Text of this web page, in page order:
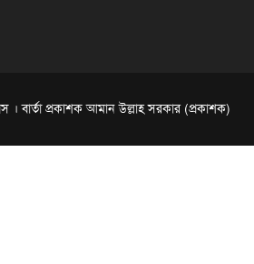
। বার্তা প্রকাশক আমান উল্লাহ সরকার (প্রকাশক)